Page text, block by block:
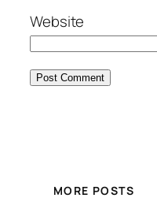
Website
MORE POSTS